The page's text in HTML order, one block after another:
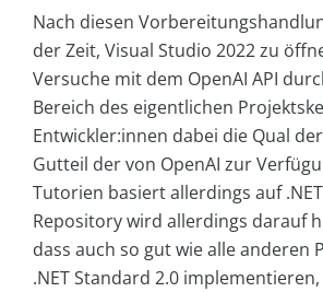
Nach diesen
der Zeit, Visual Studio 2022 zu
Versuche mit dem OpenAI API
Bereich des eigentlichen
Entwickler:innen dabei die Qual
Gutteil der von OpenAI zur
Tutorien basiert allerdings auf
Repository wird allerdings darauf
dass auch so gut wie alle anderen
.NET Standard 2.0